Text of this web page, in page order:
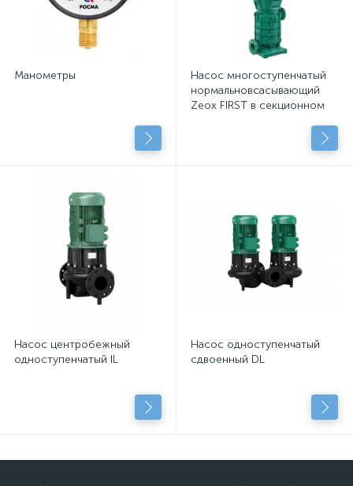
Манометры
Насос многоступенчатый
нормальновсасывающий
Zeox FIRST в секционном
Насос центробежный
одноступенчатый IL
Насос одноступенчатый
сдвоенный DL